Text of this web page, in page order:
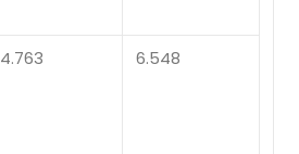
4.763 6.548